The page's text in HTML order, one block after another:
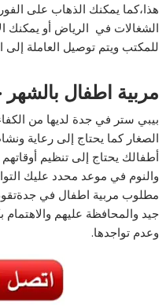
هذا،كما يمكنك الذهاب على
الشغالات في الرياض أو يمكنك
للمكتب ويتم توصيل العاملة إلى
مربية اطفال
بيبي ستر في جدة لديها من
الصغار كما يحتاج إلى رعاية
أطفالك يحتاج إلى تنظيم
والنوم في موعد محدد عليك
مطلوب مربية اطفال في
جيد والمحافظة عليهم
وعدم تواجدها.